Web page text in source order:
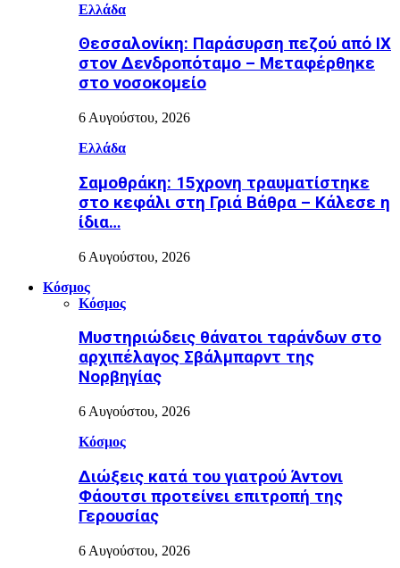
Ελλάδα
Θεσσαλονίκη: Παράσυρση πεζού από ΙΧ
στον Δενδροπόταμο – Μεταφέρθηκε
στο νοσοκομείο
6 Αυγούστου, 2026
Ελλάδα
Σαμοθράκη: 15χρονη τραυματίστηκε
στο κεφάλι στη Γριά Βάθρα – Κάλεσε η
ίδια…
6 Αυγούστου, 2026
Κόσμος
Κόσμος
Μυστηριώδεις θάνατοι ταράνδων στο
αρχιπέλαγος Σβάλμπαρντ της
Νορβηγίας
6 Αυγούστου, 2026
Κόσμος
Διώξεις κατά του γιατρού Άντονι
Φάουτσι προτείνει επιτροπή της
Γερουσίας
6 Αυγούστου, 2026